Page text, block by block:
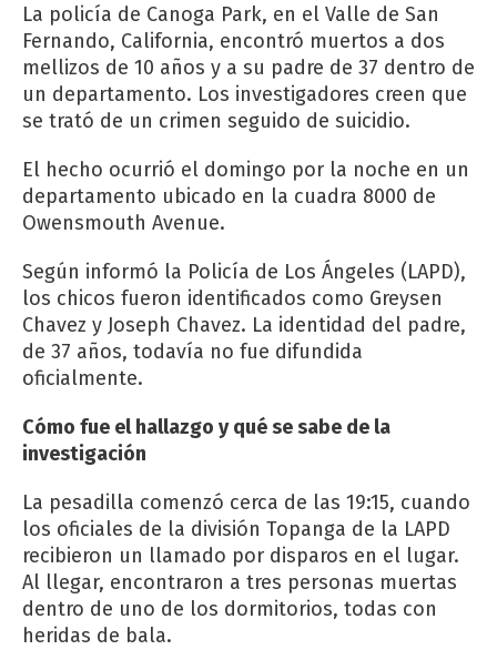
La policía de Canoga Park, en el Valle de San
Fernando, California, encontró muertos a dos
mellizos de 10 años y a su padre de 37 dentro de
un departamento. Los investigadores creen que
se trató de un crimen seguido de suicidio.
El hecho ocurrió el domingo por la noche en un
departamento ubicado en la cuadra 8000 de
Owensmouth Avenue.
Según informó la Policía de Los Ángeles (LAPD),
los chicos fueron identificados como Greysen
Chavez y Joseph Chavez. La identidad del padre,
de 37 años, todavía no fue difundida
oficialmente.
Cómo fue el hallazgo y qué se sabe de la
investigación
La pesadilla comenzó cerca de las 19:15, cuando
los oficiales de la división Topanga de la LAPD
recibieron un llamado por disparos en el lugar.
Al llegar, encontraron a tres personas muertas
dentro de uno de los dormitorios, todas con
heridas de bala.